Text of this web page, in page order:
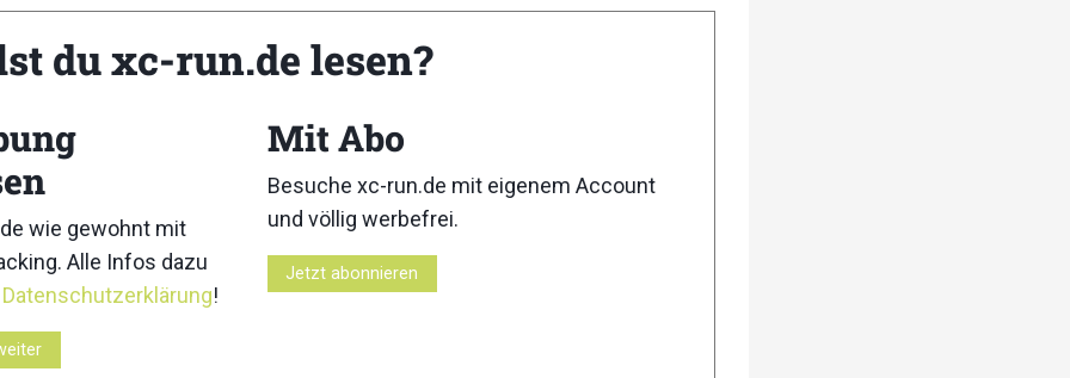
Unterstützung zählen zu können, gibt mental unglaublich viel Kraft
Taktik gegen die Hitze
Thema: extreme Hitze
Distanzen verkürzt wurden,
einer entscheidenden Änderung:
vorverlegt. Das bedeutete zwar
da ich bei großer Hitze
du xc-run.de lesen?
wie gewohnt mit
Alle Infos dazu
Datenschutzerklärung!
Mit Abo
Besuche xc-run.de mit eigenem Account
und völlig werbefrei.
Jetzt abonnieren